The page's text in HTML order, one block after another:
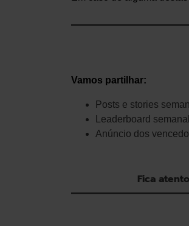
Vamos partilhar:
Posts e stories
Leaderboard
Anúncio dos
Fica